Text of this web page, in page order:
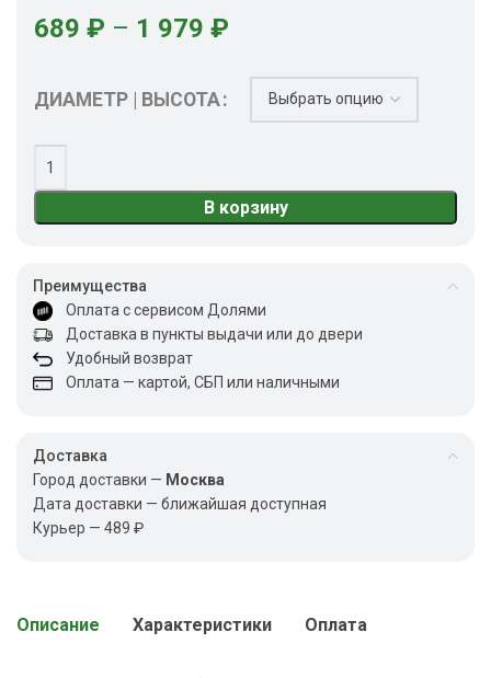
689 ₽ – 1 979 ₽
ДИАМЕТР | ВЫСОТА
В корзину
Преимущества
Оплата с сервисом Долями
Доставка в пункты выдачи или до двери
Удобный возврат
Оплата — картой, СБП или наличными
Доставка
Город доставки — Москва
Дата доставки — ближайшая доступная
Курьер — 489 ₽
Описание Характеристики Оплата